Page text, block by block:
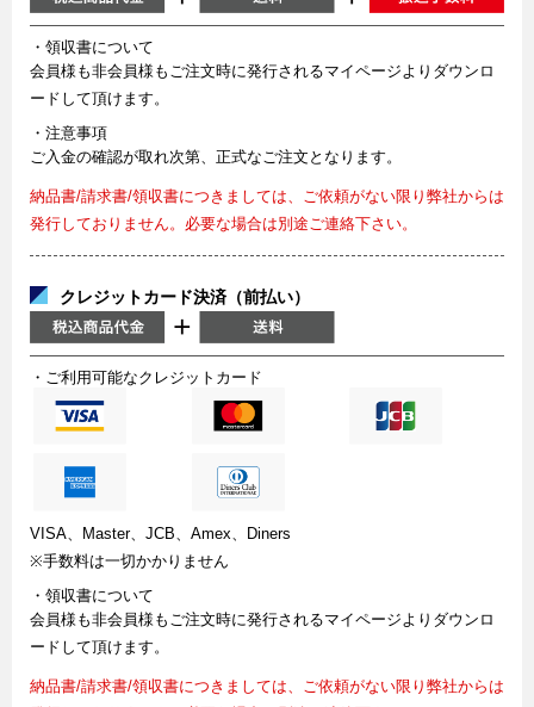
・領収書について
会員様も非会員様もご注文時に発行されるマイページよりダウンロ
ードして頂けます。
・注意事項
ご入金の確認が取れ次第、正式なご注文となります。
納品書/請求書/領収書につきましては、ご依頼がない限り弊社からは
発行しておりません。必要な場合は別途ご連絡下さい。
クレジットカード決済（前払い）
・ご利用可能なクレジットカード
VISA、Master、JCB、Amex、Diners
※手数料は一切かかりません
・領収書について
会員様も非会員様もご注文時に発行されるマイページよりダウンロ
ードして頂けます。
納品書/請求書/領収書につきましては、ご依頼がない限り弊社からは